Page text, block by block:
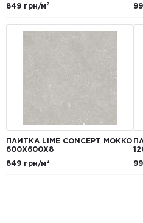
849 грн/м²
ПЛИТКА LIME CONCEPT МОККО
600Х600Х8
849 грн/м²